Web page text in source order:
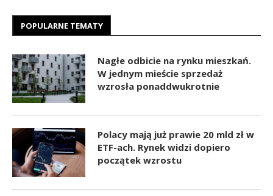
POPULARNE TEMATY
Nagłe odbicie na rynku mieszkań.
W jednym mieście sprzedaż
wzrosła ponaddwukrotnie
Polacy mają już prawie 20 mld zł w
ETF-ach. Rynek widzi dopiero
początek wzrostu